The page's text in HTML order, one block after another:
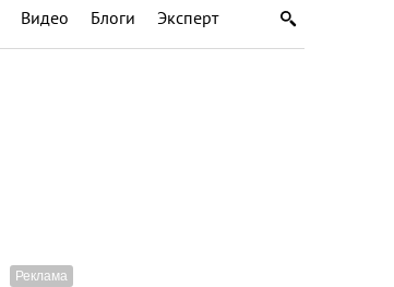
Видео Блоги Эксперт